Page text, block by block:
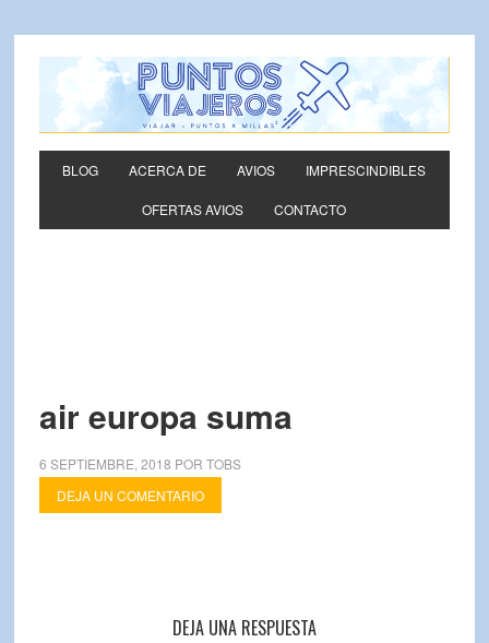
BLOG ACERCA DE AVIOS IMPRESCINDIBLES
OFERTAS AVIOS CONTACTO
air europa suma
6 SEPTIEMBRE, 2018 POR TOBS
DEJA UN COMENTARIO
DEJA UNA RESPUESTA